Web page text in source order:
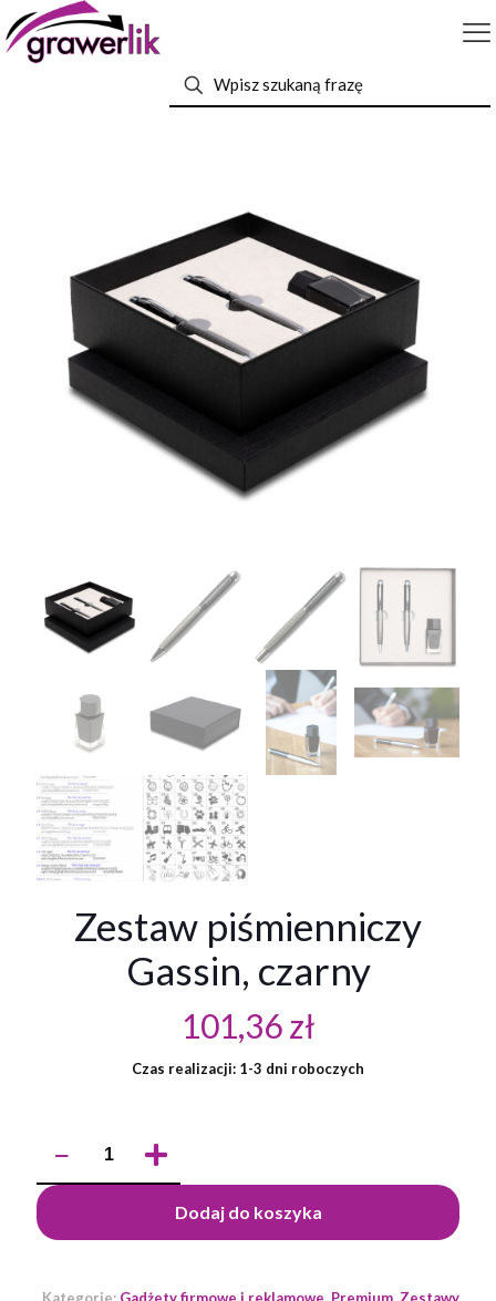
Zestaw piśmienniczy
Gassin, czarny
101,36zł
Czas realizacji: 1-3 dni roboczych
Zestaw
Gassin,
czarny
Dodaj do koszyka
Kategorie: Gadżety firmowe i reklamowe, Premium, Zestawy